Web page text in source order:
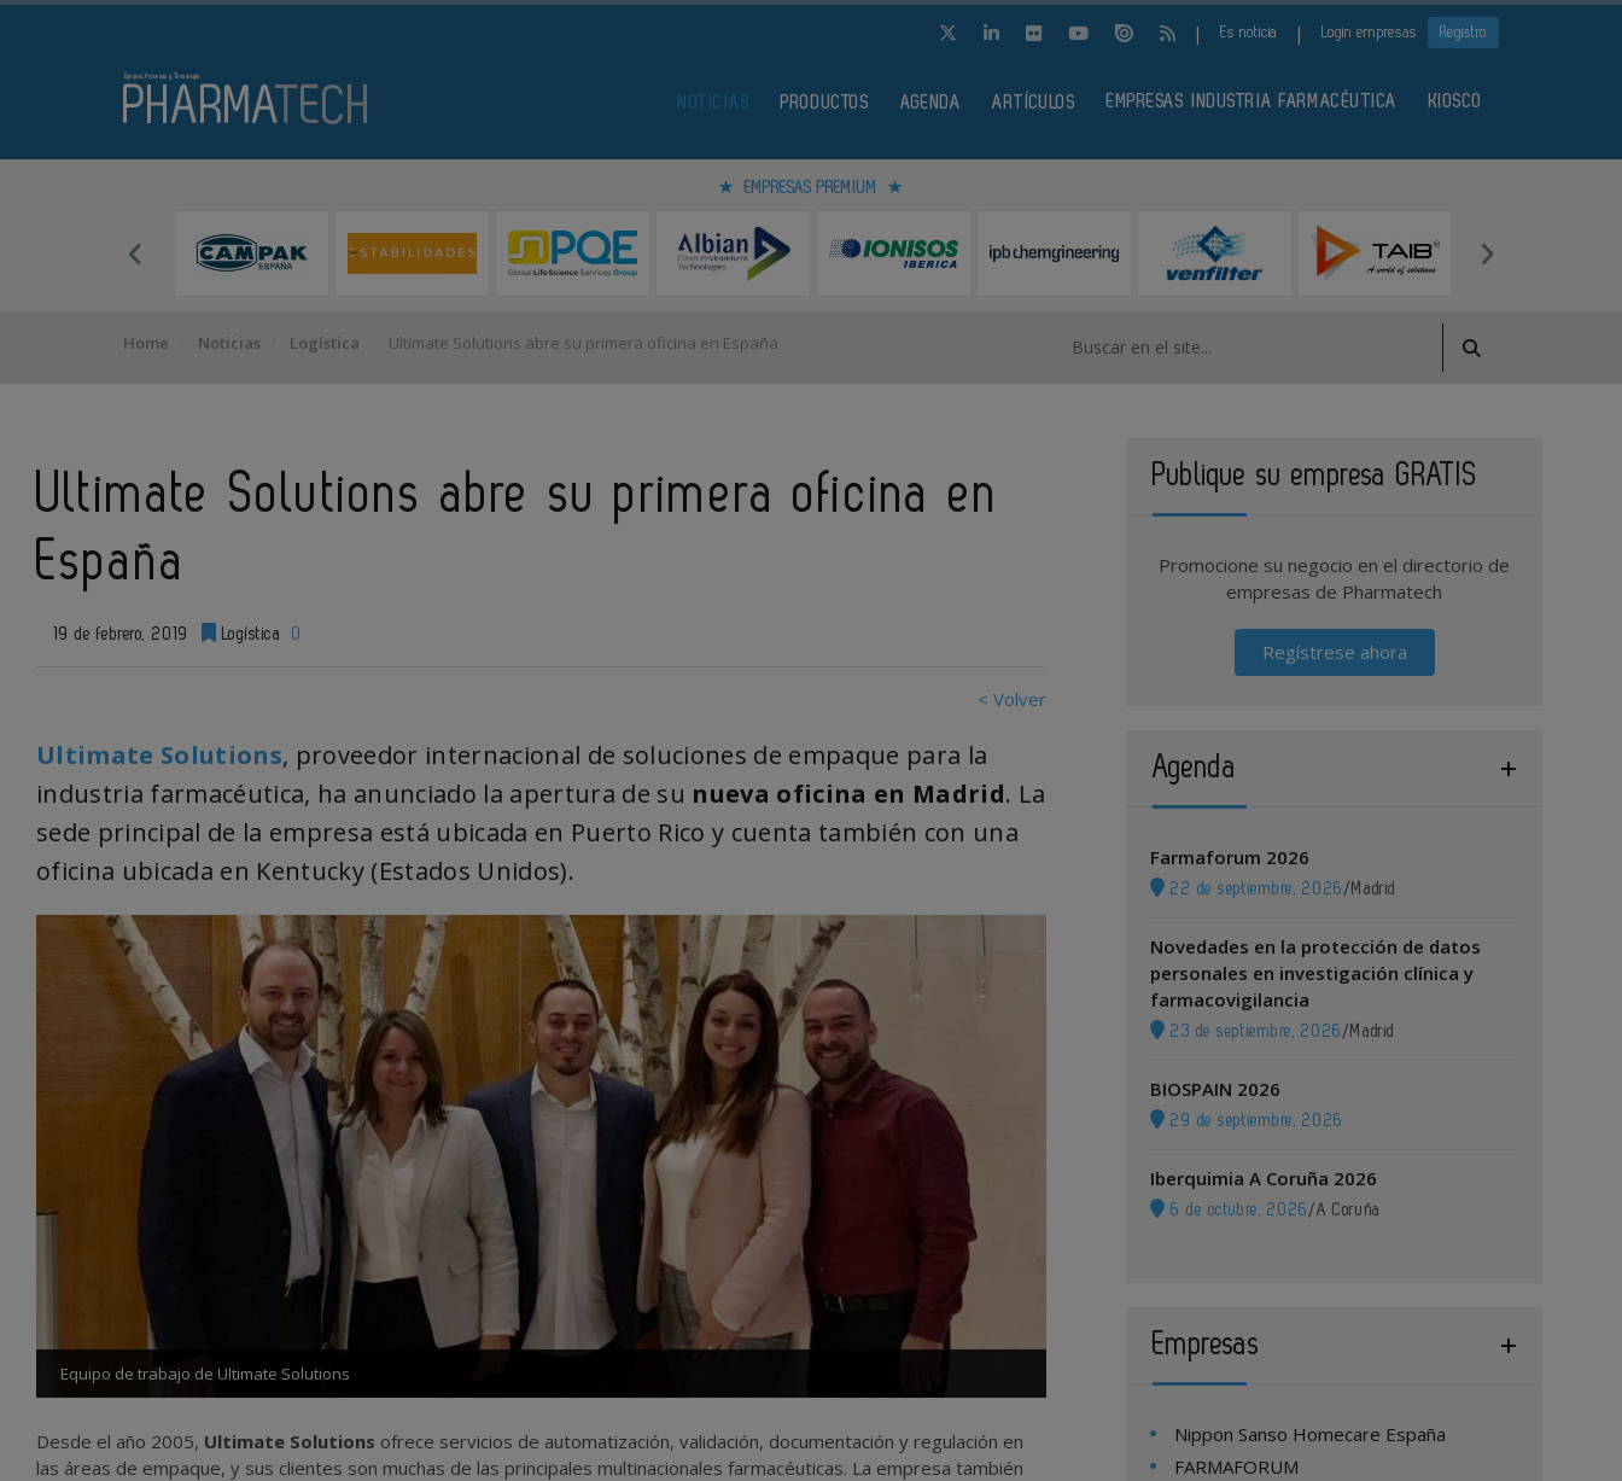
| Es noticia | Login empresas Registro
NOTICIAS PRODUCTOS AGENDA ARTÍCULOS EMPRESAS INDUSTRIA FARMACÉUTICA KIOSCO
EMPRESAS PREMIUM
Home Noticias Logística Ultimate Solutions abre su primera oficina en España
Ultimate Solutions abre su primera oficina en
España
19 de febrero, 2019 Logística 0
< Volver
Ultimate Solutions, proveedor internacional de soluciones de empaque para la
industria farmacéutica, ha anunciado la apertura de su nueva oficina en Madrid. La
sede principal de la empresa está ubicada en Puerto Rico y cuenta también con una
oficina ubicada en Kentucky (Estados Unidos).
Equipo de trabajo de Ultimate Solutions
Desde el año 2005, Ultimate Solutions ofrece servicios de automatización, validación, documentación y regulación en
las áreas de empaque, y sus clientes son muchas de las principales multinacionales farmacéuticas. La empresa también
Publique su empresa GRATIS
Promocione su negocio en el directorio de
empresas de Pharmatech
Regístrese ahora
Agenda
Farmaforum 2026
22 de septiembre, 2026 / Madrid
Novedades en la protección de datos
personales en investigación clínica y
farmacovigilancia
23 de septiembre, 2026 / Madrid
BIOSPAIN 2026
29 de septiembre, 2026
Iberquimia A Coruña 2026
6 de octubre, 2026 /A Coruña
Empresas
Nippon Sanso Homecare España
FARMAFORUM